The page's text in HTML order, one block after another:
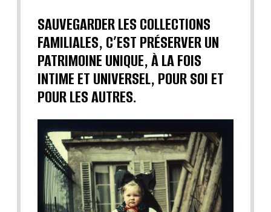
SAUVEGARDER LES COLLECTIONS
FAMILIALES, C’EST PRÉSERVER UN
PATRIMOINE UNIQUE, À LA FOIS
INTIME ET UNIVERSEL, POUR SOI ET
POUR LES AUTRES.